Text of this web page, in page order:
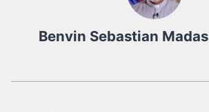
Benvin Sebastian